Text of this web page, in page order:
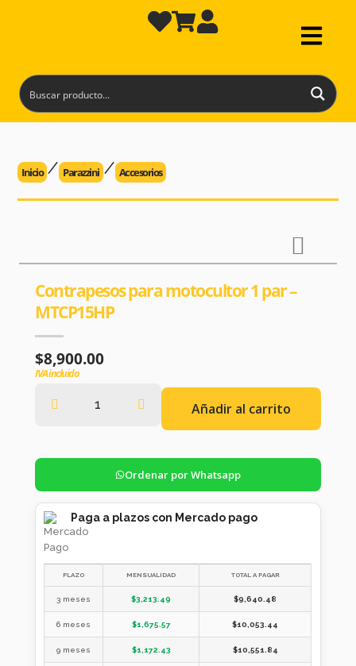
Inicio Parazzini Accesorios
Contrapesos para motocultor 1 par –
MTCP15HP
$8,900.00
IVA incluido
Añadir al carrito
Ordenar por Whatsapp
Paga a plazos con Mercado pago
PLAZO MENSUALIDAD TOTAL A PAGAR
3 meses $3,213.49 $9,640.48
6 meses $1,675.57 $10,053.44
9 meses $1,172.43 $10,551.84